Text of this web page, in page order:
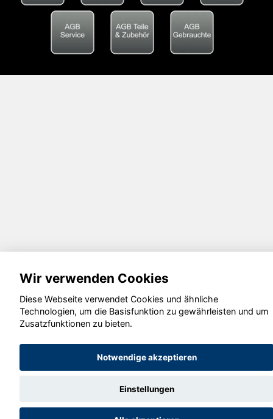
Wir verwenden Cookies
Diese Webseite verwendet Cookies und ähnliche
Technologien, um die Basisfunktion zu gewährleisten und um
Zusatzfunktionen zu bieten.
Notwendige akzeptieren
Einstellungen